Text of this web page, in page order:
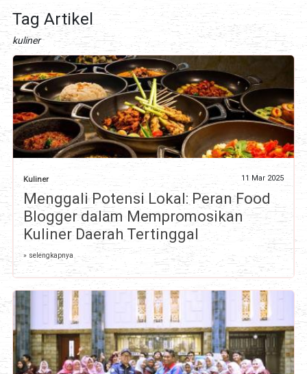
Tag Artikel
kuliner
Kuliner 11 Mar 2025
Menggali Potensi Lokal: Peran Food
Blogger dalam Mempromosikan
Kuliner Daerah Tertinggal
» selengkapnya